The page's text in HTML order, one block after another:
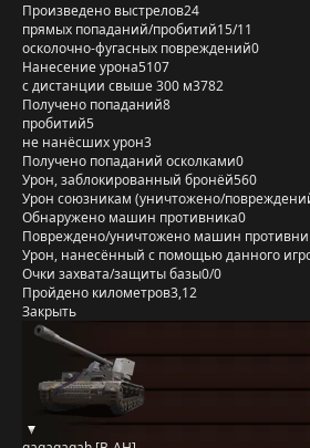
Произведено выстрелов24
прямых попаданий/пробитий15/11
осколочно-фугасных повреждений0
Нанесение урона5107
с дистанции свыше 300 м3782
Получено попаданий8
пробитий5
не нанёсших урон3
Получено попаданий осколками0
Урон, заблокированный бронёй560
Урон союзникам (уничтожено/
Обнаружено машин противника0
Повреждено/уничтожено машин
Урон, нанесённый с помощью данного
Очки захвата/защиты базы0/0
Пройдено километров3,12
Закрыть